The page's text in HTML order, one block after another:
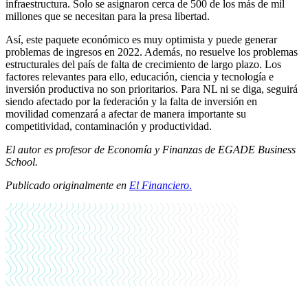
infraestructura. Solo se asignaron cerca de 500 de los más de mil
millones que se necesitan para la presa libertad.
Así, este paquete económico es muy optimista y puede generar
problemas de ingresos en 2022. Además, no resuelve los problemas
estructurales del país de falta de crecimiento de largo plazo. Los
factores relevantes para ello, educación, ciencia y tecnología e
inversión productiva no son prioritarios. Para NL ni se diga, seguirá
siendo afectado por la federación y la falta de inversión en
movilidad comenzará a afectar de manera importante su
competitividad, contaminación y productividad.
El autor es profesor de Economía y Finanzas de EGADE Business
School.
Publicado originalmente en El Financiero.